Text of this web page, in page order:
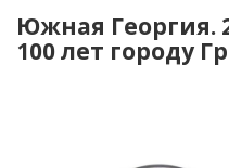
Южная Георгия.
100 лет городу